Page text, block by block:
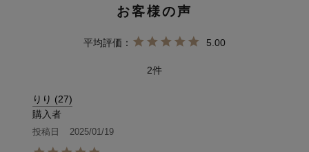
5.00
2
りり
27
購入者
投稿日 2025/01/19